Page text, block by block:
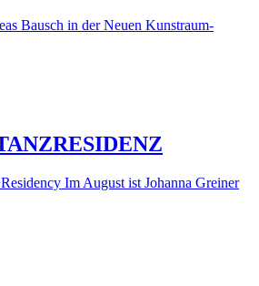
Bausch in der Neuen Kunstraum-
Im August ist Johanna Greiner